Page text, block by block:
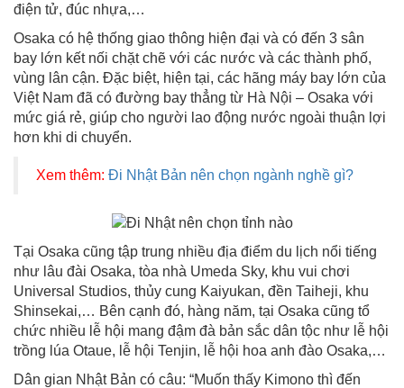
điện tử, đúc nhựa,…
Osaka có hệ thống giao thông hiện đại và có đến 3 sân
bay lớn kết nối chặt chẽ với các nước và các thành phố,
vùng lân cận. Đặc biệt, hiện tại, các hãng máy bay lớn của
Việt Nam đã có đường bay thẳng từ Hà Nội – Osaka với
mức giá rẻ, giúp cho người lao động nước ngoài thuận lợi
hơn khi di chuyển.
Xem thêm: Đi Nhật Bản nên chọn ngành nghề gì?
Tại Osaka cũng tập trung nhiều địa điểm du lịch nổi tiếng
như lâu đài Osaka, tòa nhà Umeda Sky, khu vui chơi
Universal Studios, thủy cung Kaiyukan, đền Taiheji, khu
Shinsekai,… Bên cạnh đó, hàng năm, tại Osaka cũng tổ
chức nhiều lễ hội mang đậm đà bản sắc dân tộc như lễ hội
trồng lúa Otaue, lễ hội Tenjin, lễ hội hoa anh đào Osaka,…
Dân gian Nhật Bản có câu: “Muốn thấy Kimono thì đến